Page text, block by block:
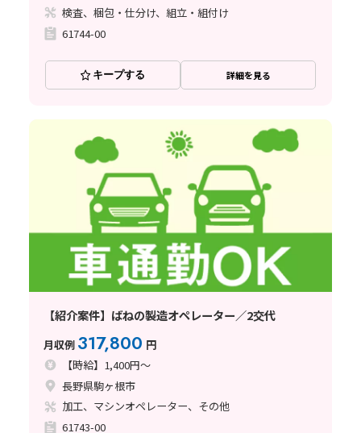
検査、梱包・仕分け、組立・組付け
61744-00
キープする 詳細を見る
【紹介案件】ばねの製造オペレーター／2交代
月収例 317,800 円
【時給】1,400円～
長野県駒ヶ根市
加工、マシンオペレーター、その他
61743-00